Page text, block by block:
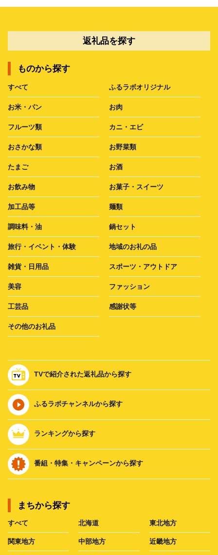
返礼品を探す
ものから探す
すべて ふるラボオリジナル
お米・パン お肉
フルーツ類 カニ・エビ
おさかな類 お野菜類
たまご お酒
お飲み物 お菓子・スイーツ
加工品等 麺類
調味料・油 鍋セット
旅行・イベント・体験 地域のお礼の品
雑貨・日用品 スポーツ・アウトドア
美容 ファッション
工芸品 感謝状等
その他のお礼品
TVで紹介された返礼品から探す
ふるラボチャンネルから探す
ランキングから探す
番組・特集・キャンペーンから探す
まちから探す
すべて 北海道 東北地方
関東地方 中部地方 近畿地方